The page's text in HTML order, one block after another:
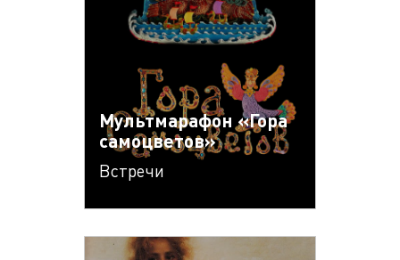
Мультмарафон «Гора
самоцветов»
Встречи